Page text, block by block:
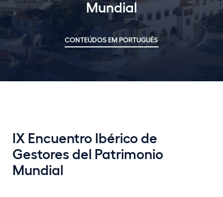
Mundial
CONTEÚDOS EM PORTUGUÊS
IX Encuentro Ibérico de
Gestores del Patrimonio
Mundial